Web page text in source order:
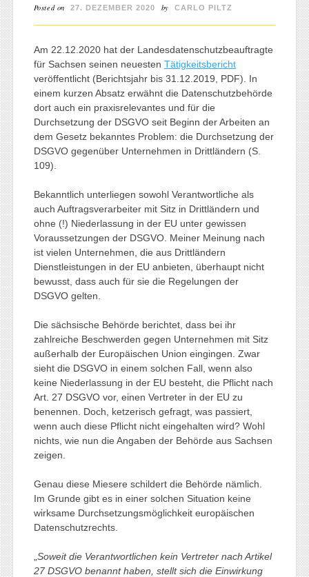
Posted on 27. DEZEMBER 2020 by CARLO PILTZ
Am 22.12.2020 hat der Landesdatenschutzbeauftragte
für Sachsen seinen neuesten Tätigkeitsbericht
veröffentlicht (Berichtsjahr bis 31.12.2019, PDF). In
einem kurzen Absatz erwähnt die Datenschutzbehörde
dort auch ein praxisrelevantes und für die
Durchsetzung der DSGVO seit Beginn der Arbeiten an
dem Gesetz bekanntes Problem: die Durchsetzung der
DSGVO gegenüber Unternehmen in Drittländern (S.
109).
Bekanntlich unterliegen sowohl Verantwortliche als
auch Auftragsverarbeiter mit Sitz in Drittländern und
ohne (!) Niederlassung in der EU unter gewissen
Voraussetzungen der DSGVO. Meiner Meinung nach
ist vielen Unternehmen, die aus Drittländern
Dienstleistungen in der EU anbieten, überhaupt nicht
bewusst, dass auch für sie die Regelungen der
DSGVO gelten.
Die sächsische Behörde berichtet, dass bei ihr
zahlreiche Beschwerden gegen Unternehmen mit Sitz
außerhalb der Europäischen Union eingingen. Zwar
sieht die DSGVO in einem solchen Fall, wenn also
keine Niederlassung in der EU besteht, die Pflicht nach
Art. 27 DSGVO vor, einen Vertreter in der EU zu
benennen. Doch, ketzerisch gefragt, was passiert,
wenn auch diese Pflicht nicht eingehalten wird? Wohl
nichts, wie nun die Angaben der Behörde aus Sachsen
zeigen.
Genau diese Miesere schildert die Behörde nämlich.
Im Grunde gibt es in einer solchen Situation keine
wirksame Durchsetzungsmöglichkeit europäischen
Datenschutzrechts.
Soweit die Verantwortlichen kein Vertreter nach Artikel
27 DSGVO benannt haben, stellt sich die Einwirkung